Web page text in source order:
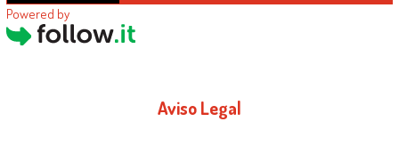
Powered by
Aviso Legal